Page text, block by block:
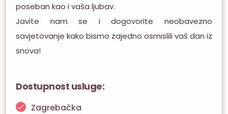
poseban kao i vaša ljubav.
Javite nam se i dogovorite neobavezno
savjetovanje kako bismo zajedno osmislili vaš dan iz
snova!
Dostupnost usluge:
Zagrebačka